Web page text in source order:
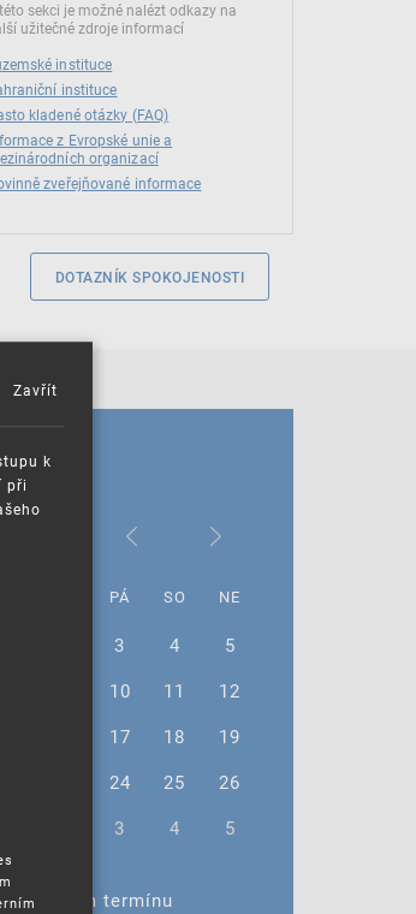
sekci je možné nalézt odkazy na
užitečné zdroje informací
instituce
instituce
kladené otázky (FAQ)
z Evropské unie a
organizací
zveřejňované informace
DOTAZNÍK SPOKOJENOSTI
PÁ SO NE
3 4
5
10 11
12
17 18
19
24 25
26
3 4 5
vybraném termínu
k
při
Zavřít